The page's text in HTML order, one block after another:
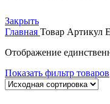
Закрыть
Главная Товар Артикул
Отображение
Показать фильтр товаров